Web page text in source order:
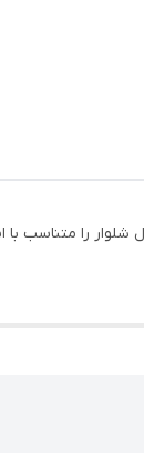
شلوار را متناسب